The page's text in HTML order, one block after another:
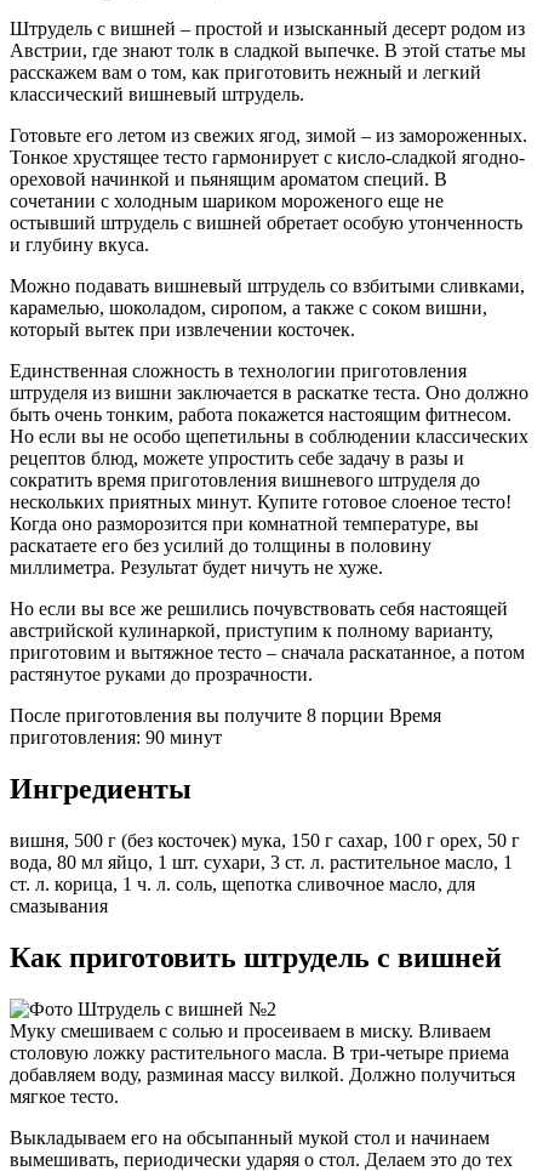
Штрудель с вишней – простой и изысканный десерт родом из
Австрии, где знают толк в сладкой выпечке. В этой статье мы
расскажем вам о том, как приготовить нежный и легкий
классический вишневый штрудель.
Готовьте его летом из свежих ягод, зимой – из замороженных.
Тонкое хрустящее тесто гармонирует с кисло-сладкой ягодно-
ореховой начинкой и пьянящим ароматом специй. В
сочетании с холодным шариком мороженого еще не
остывший штрудель с вишней обретает особую утонченность
и глубину вкуса.
Можно подавать вишневый штрудель со взбитыми сливками,
карамелью, шоколадом, сиропом, а также с соком вишни,
который вытек при извлечении косточек.
Единственная сложность в технологии приготовления
штруделя из вишни заключается в раскатке теста. Оно должно
быть очень тонким, работа покажется настоящим фитнесом.
Но если вы не особо щепетильны в соблюдении классических
рецептов блюд, можете упростить себе задачу в разы и
сократить время приготовления вишневого штруделя до
нескольких приятных минут. Купите готовое слоеное тесто!
Когда оно разморозится при комнатной температуре, вы
раскатаете его без усилий до толщины в половину
миллиметра. Результат будет ничуть не хуже.
Но если вы все же решились почувствовать себя настоящей
австрийской кулинаркой, приступим к полному варианту,
приготовим и вытяжное тесто – сначала раскатанное, а потом
растянутое руками до прозрачности.
После приготовления вы получите 8 порции Время
приготовления: 90 минут
Ингредиенты
вишня, 500 г (без косточек) мука, 150 г сахар, 100 г орех, 50 г
вода, 80 мл яйцо, 1 шт. сухари, 3 ст. л. растительное масло, 1
ст. л. корица, 1 ч. л. соль, щепотка сливочное масло, для
смазывания
Как приготовить штрудель с вишней
Муку смешиваем с солью и просеиваем в миску. Вливаем
столовую ложку растительного масла. В три-четыре приема
добавляем воду, разминая массу вилкой. Должно получиться
мягкое тесто.
Выкладываем его на обсыпанный мукой стол и начинаем
вымешивать, периодически ударяя о стол. Делаем это до тех